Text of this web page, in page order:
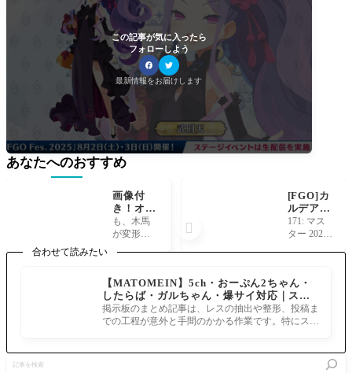
この記事が気に入ったら
フォローしよう
最新情報をお届けします
合わせて読みたい
【MATOMEIN】5ch・おーぷん2ちゃん・
したらば・ガルちゃん・爆サイ対応｜スマ
ホでまとめ記事を作れるアプリ FGOのまと
め記事ができるまで
掲示板のまとめ記事は、レスの抽出や整形、投稿ま
での工程が意外と手間のかかる作業です。特にスマ
あなたへのおすすめ
画像付
き！オデ
ュッセウ
スやっぱ
イロット
スーツだ
ったのか
よ（困
も、木馬
が変形し
酷似… へ
いよーか
るでらっ
くす！ http
[FGO]カ
ルデアの
者ソロモ
ン・ゲー
ト候補？
ソロモン
関係は未
だに謎が
171: マス
ター 2022/
ンについ
て考えて
いたんだ
が…武蔵
